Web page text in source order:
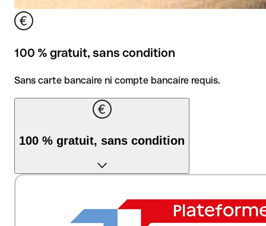
100 % gratuit, sans condition
Sans carte bancaire ni compte bancaire requis.
100 % gratuit, sans condition